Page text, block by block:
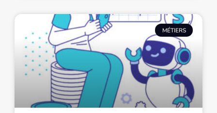
MÉTIERS